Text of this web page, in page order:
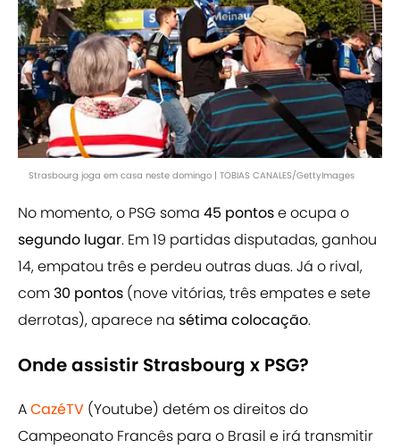
Strasbourg joga em casa neste domingo | TOBIAS CANALES/GettyImages
No momento, o PSG soma 45 pontose ocupa o
segundo lugar. Em 19 partidas disputadas, ganhou
14, empatou três e perdeu outras duas. Já o rival,
com 30 pontos (nove vitórias, três empates e sete
derrotas), aparece na sétima colocação.
Onde assistir Strasbourg x PSG?
ACazéTV (Youtube) detém os direitos do
Campeonato Francês para o Brasil e irá transmitir